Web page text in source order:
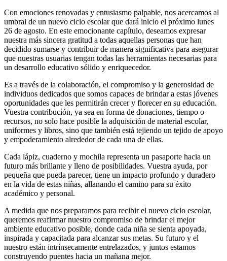
Con emociones renovadas y entusiasmo palpable, nos acercamos al
umbral de un nuevo ciclo escolar que dará inicio el próximo lunes
26 de agosto. En este emocionante capítulo, deseamos expresar
nuestra más sincera gratitud a todas aquellas personas que han
decidido sumarse y contribuir de manera significativa para asegurar
que nuestras usuarias tengan todas las herramientas necesarias para
un desarrollo educativo sólido y enriquecedor.
Es a través de la colaboración, el compromiso y la generosidad de
individuos dedicados que somos capaces de brindar a estas jóvenes
oportunidades que les permitirán crecer y florecer en su educación.
Vuestra contribución, ya sea en forma de donaciones, tiempo o
recursos, no solo hace posible la adquisición de material escolar,
uniformes y libros, sino que también está tejiendo un tejido de apoyo
y empoderamiento alrededor de cada una de ellas.
Cada lápiz, cuaderno y mochila representa un pasaporte hacia un
futuro más brillante y lleno de posibilidades. Vuestra ayuda, por
pequeña que pueda parecer, tiene un impacto profundo y duradero
en la vida de estas niñas, allanando el camino para su éxito
académico y personal.
A medida que nos preparamos para recibir el nuevo ciclo escolar,
queremos reafirmar nuestro compromiso de brindar el mejor
ambiente educativo posible, donde cada niña se sienta apoyada,
inspirada y capacitada para alcanzar sus metas. Su futuro y el
nuestro están intrínsecamente entrelazados, y juntos estamos
construyendo puentes hacia un mañana mejor.